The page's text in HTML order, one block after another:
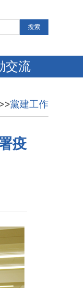
交流
黨建工作
疫